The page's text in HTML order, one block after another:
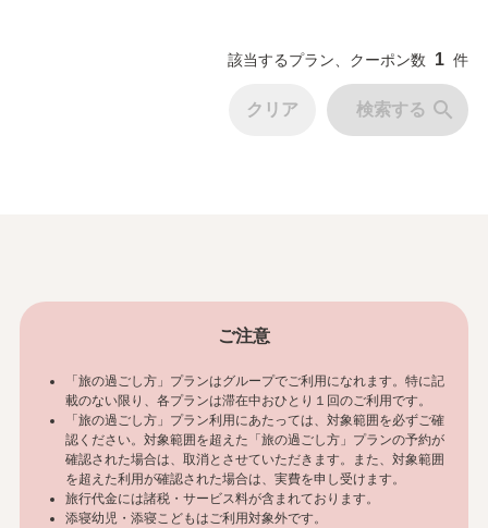
該当するプラン、クーポン数 1 件
クリア 検索する search
ご注意
「旅の過ごし方」プランはグループでご利用になれます。特に記
載のない限り、各プランは滞在中おひとり１回のご利用です。
「旅の過ごし方」プラン利用にあたっては、対象範囲を必ずご確
認ください。対象範囲を超えた「旅の過ごし方」プランの予約が
確認された場合は、取消とさせていただきます。また、対象範囲
を超えた利用が確認された場合は、実費を申し受けます。
旅行代金には諸税・サービス料が含まれております。
添寝幼児・添寝こどもはご利用対象外です。